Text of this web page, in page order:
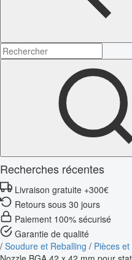
Recherches récentes
Livraison gratuite +300€
Retours sous 30 jours
Paiement 100% sécurisé
Garantie de qualité
/ Soudure et Reballing / Pièces